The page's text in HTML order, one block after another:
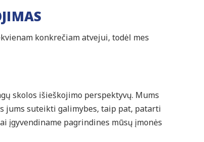
konkrečiam atvejui, todėl mes
skolos išieškojimo perspektyvų. Mums
jums suteikti galimybes, taip pat, patarti
įgyvendiname pagrindines mūsų įmonės